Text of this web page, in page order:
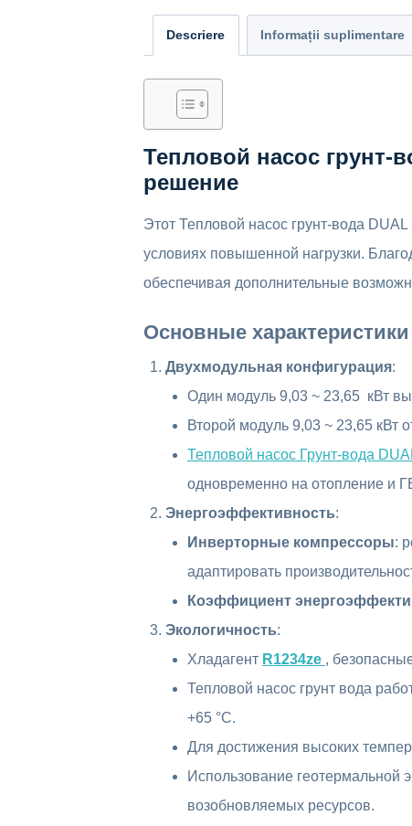
Descriere Informații suplimentare
Тепловой насос грунт-
решение
Этот Тепловой насос грунт-вода
условиях повышенной нагрузки.
обеспечивая дополнительные
Основные
Двухмодульная конфигурация:
Один модуль 9,03 ~ 23,65 кВт
Второй модуль 9,03 ~ 23,65 кВт
Тепловой насос Грунт-вода
одновременно на отопление и
Энергоэффективность:
Инверторные компрессоры:
адаптировать
Коэффициент
Экологичность:
Хладагент R1234ze ,
Тепловой насос грунт вода
+65 °C.
Для достижения высоких
Использование геотермальной
возобновляемых ресурсов.